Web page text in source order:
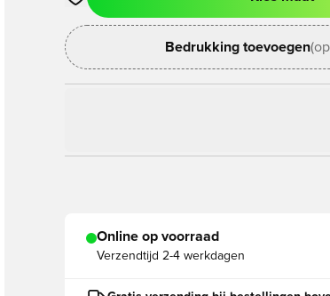
Opent een venster om in te loggen of je
Bedrukking toevoegen
Online op voorraad
Verzendtijd 2-4 werkdagen